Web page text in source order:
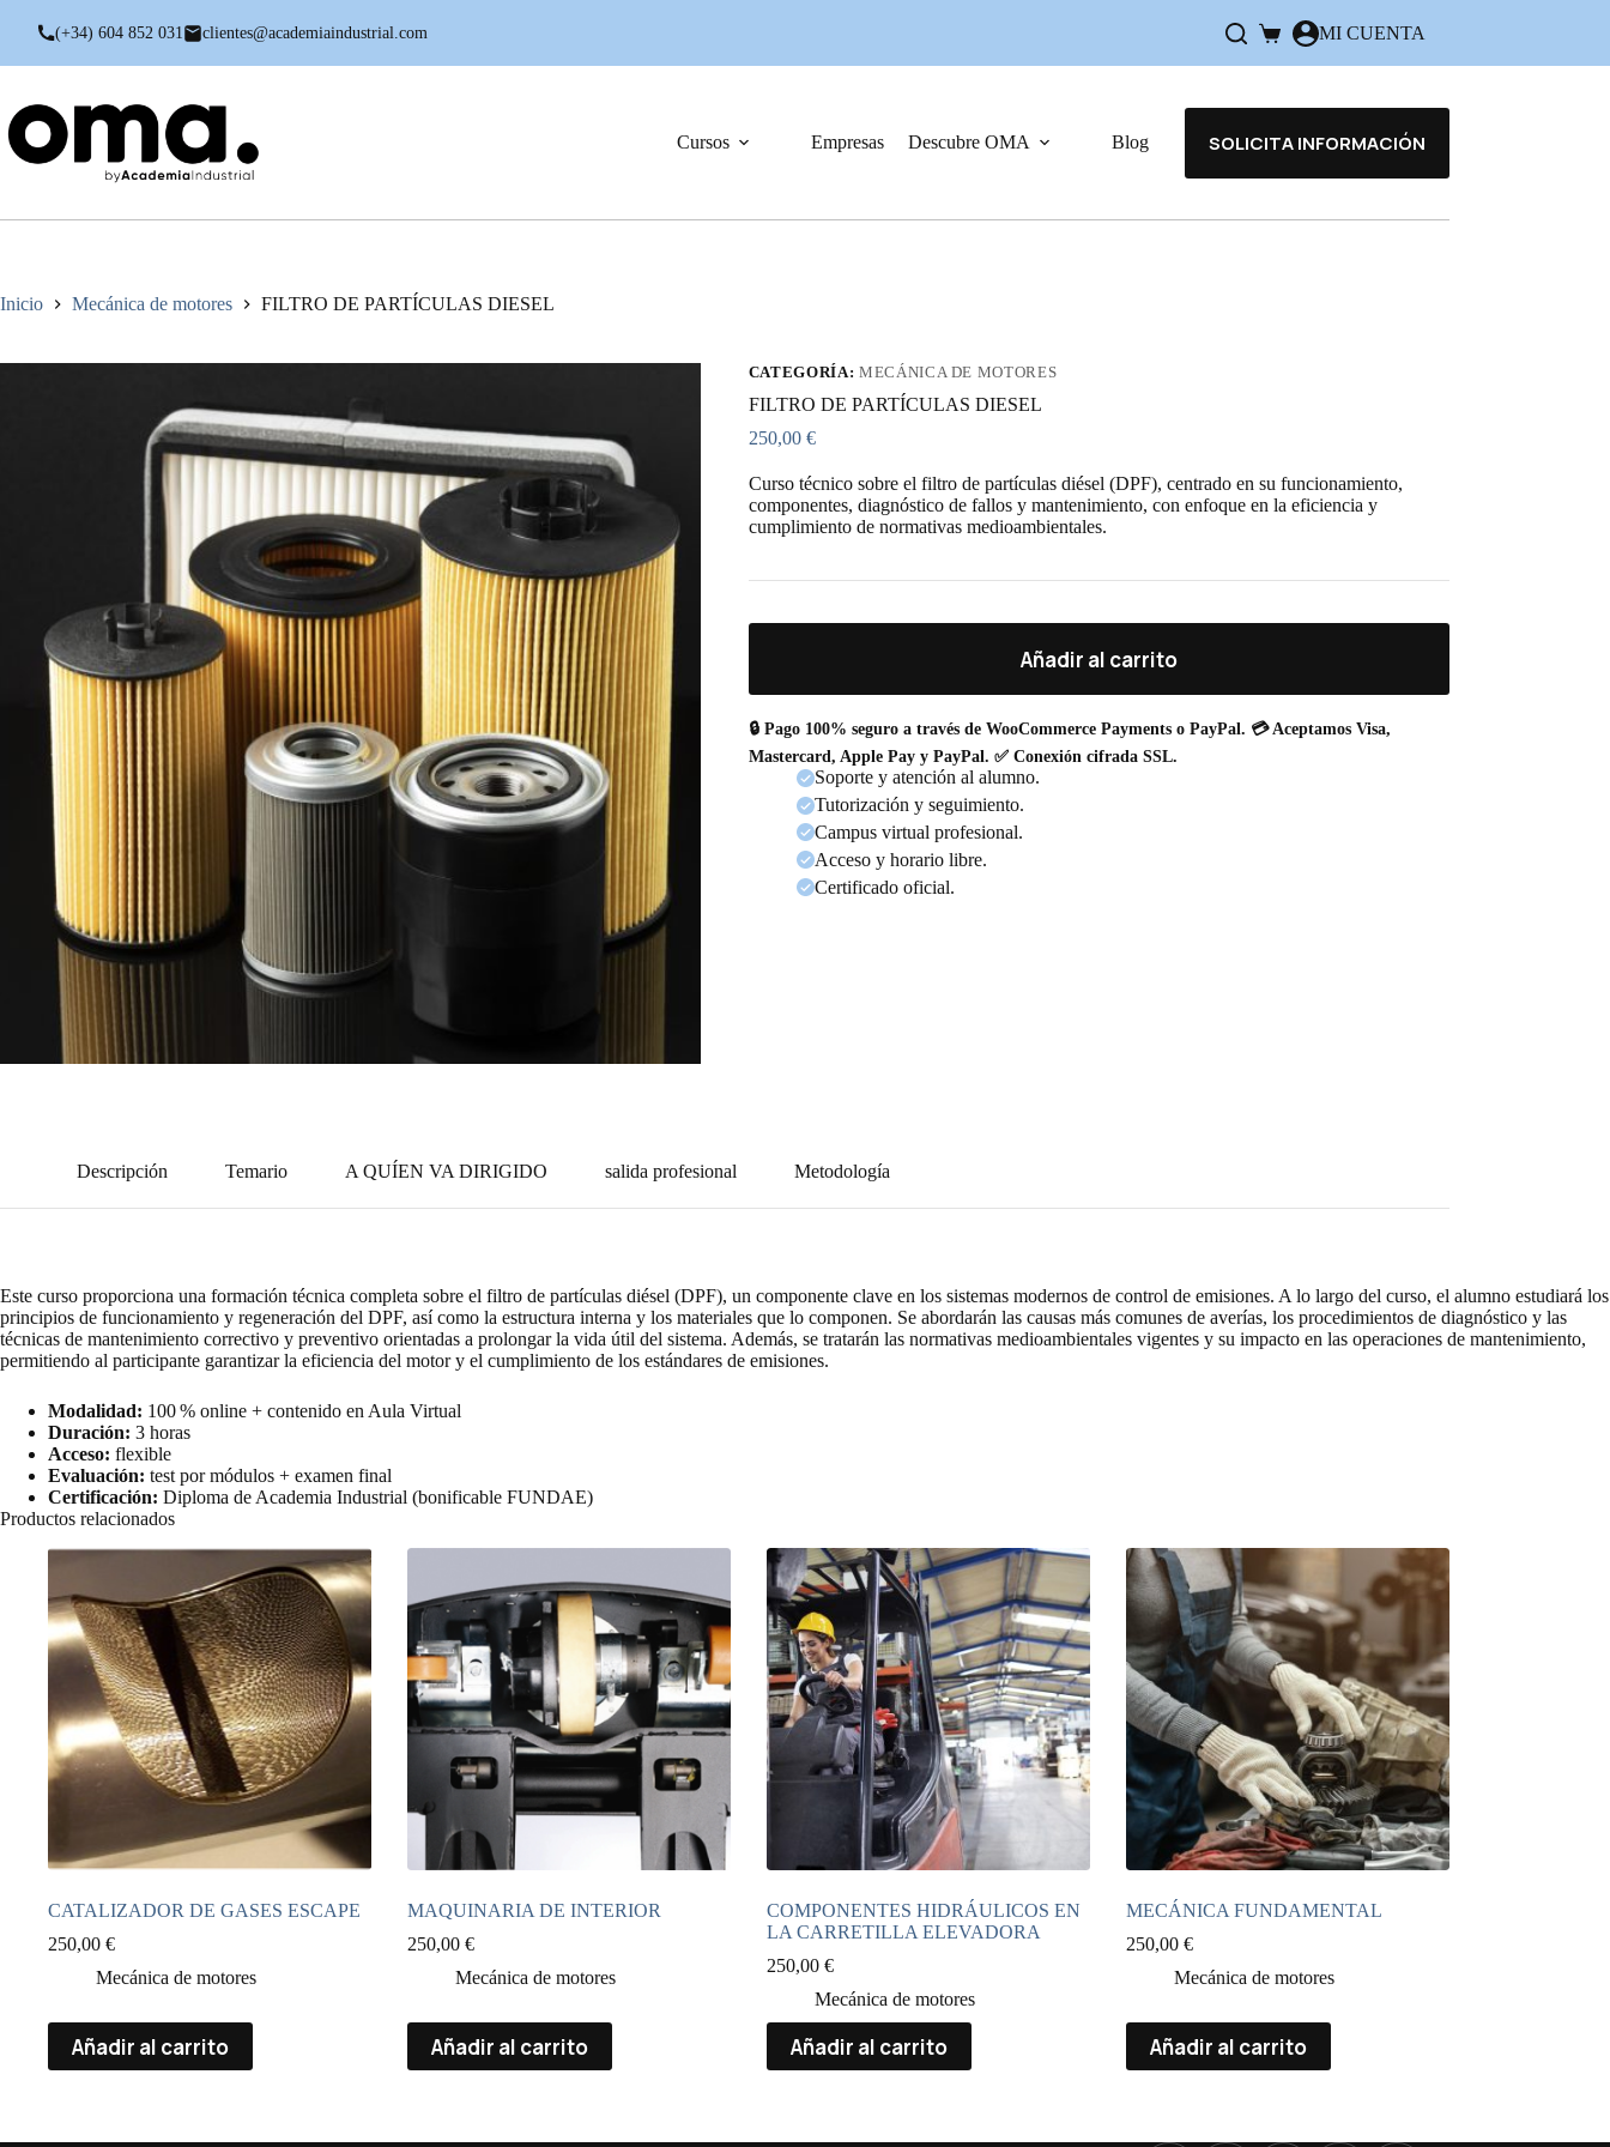
(+34) 604 852 031 clientes@academiaindustrial.com
Carro
de
MI CUENTA
Cursos Empresas Descubre OMA Blog SOLICITA INFORMACIÓN
Inicio Mecánica de motores FILTRO DE PARTÍCULAS DIESEL
CATEGORÍA: MECÁNICA DE MOTORES
FILTRO DE PARTÍCULAS DIESEL
250,00 €
Curso técnico sobre el filtro de partículas diésel (DPF), centrado en su funcionamiento,
componentes, diagnóstico de fallos y mantenimiento, con enfoque en la eficiencia y
cumplimiento de normativas medioambientales.
Añadir al carrito
🔒 Pago 100% seguro a través de WooCommerce Payments o PayPal. 💳 Aceptamos Visa,
Mastercard, Apple Pay y PayPal. ✅ Conexión cifrada SSL.
Soporte y atención al alumno.
Tutorización y seguimiento.
Campus virtual profesional.
Acceso y horario libre.
Certificado oficial.
Descripción Temario A QUÍEN VA DIRIGIDO salida profesional Metodología
Este curso proporciona una formación técnica completa sobre el filtro de partículas diésel (DPF), un componente clave en los sistemas modernos de control de emisiones. A lo largo del curso, el alumno estudiará los
principios de funcionamiento y regeneración del DPF, así como la estructura interna y los materiales que lo componen. Se abordarán las causas más comunes de averías, los procedimientos de diagnóstico y las
técnicas de mantenimiento correctivo y preventivo orientadas a prolongar la vida útil del sistema. Además, se tratarán las normativas medioambientales vigentes y su impacto en las operaciones de mantenimiento,
permitiendo al participante garantizar la eficiencia del motor y el cumplimiento de los estándares de emisiones.
Modalidad: 100 % online + contenido en Aula Virtual
Duración: 3 horas
Acceso: flexible
Evaluación: test por módulos + examen final
Certificación: Diploma de Academia Industrial (bonificable FUNDAE)
Productos relacionados
CATALIZADOR DE GASES ESCAPE
250,00 €
Mecánica de motores
Añadir al carrito
MAQUINARIA DE INTERIOR
250,00 €
Mecánica de motores
Añadir al carrito
COMPONENTES HIDRÁULICOS EN
LA CARRETILLA ELEVADORA
250,00 €
Mecánica de motores
Añadir al carrito
MECÁNICA FUNDAMENTAL
250,00 €
Mecánica de motores
Añadir al carrito